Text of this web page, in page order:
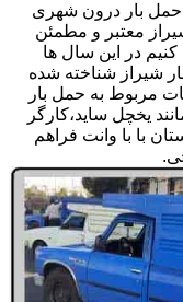
بار درون شهری
معتبر و مطمئن
کنیم در این سال ها
شیراز شناخته شده
مربوط به حمل بار
یخچل ساید،کارگر
با با وانت فراهم